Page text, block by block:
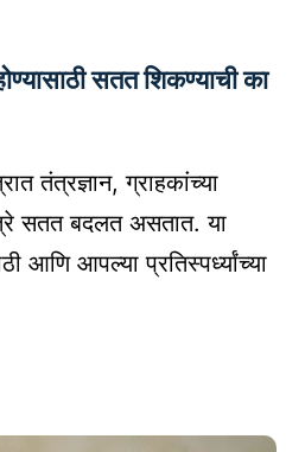
सतत शिकण्याची का
तंत्रज्ञान, ग्राहकांच्या
सतत बदलत असतात. या
आणि आपल्या प्रतिस्पर्ध्यांच्या